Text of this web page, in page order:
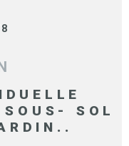
SOUS- SOL